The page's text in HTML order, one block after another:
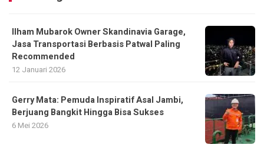
Ilham Mubarok Owner Skandinavia Garage,
Jasa Transportasi Berbasis Patwal Paling
Recommended
12 Januari 2026
Gerry Mata: Pemuda Inspiratif Asal Jambi,
Berjuang Bangkit Hingga Bisa Sukses
6 Mei 2026